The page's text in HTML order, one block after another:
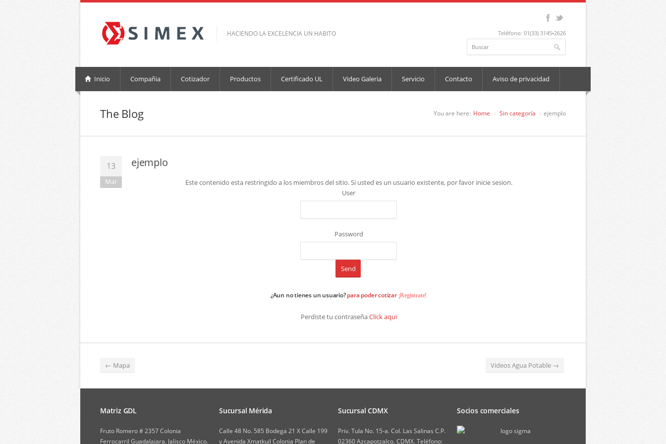
HACIENDO LA EXCELENCIA UN HABITO Teléfono: 01(33) 3145•2626
Inicio Compañia Cotizador Productos Certificado UL Video Galeria Servicio Contacto Aviso de privacidad
The Blog You are here: Home Sin categoría ejemplo
13
Mar
ejemplo
Este contenido esta restringido a los miembros del sitio. Si usted es un usuario existente, por favor inicie sesion.
User
Password
¿Aun no tienes un usuario?para poder cotizar¡Registrate!
Perdiste tu contraseñaClick aqui
← Mapa Videos Agua Potable →
Matriz GDL
Fruto Romero # 2357 Colonia
Ferrocarril Guadalajara, Jalisco México.
Sucursal Mérida
Calle 48 No. 585 Bodega 21 X Calle 199
y Avenida Xmatkuil Colonia Plan de
Sucursal CDMX
Priv. Tula No. 15-a. Col. Las Salinas C.P.
02360 Azcapotzalco, CDMX. Teléfono:
Socios comerciales